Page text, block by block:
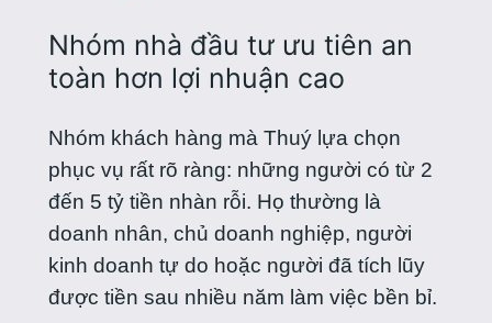
Nhóm nhà đầu tư ưu tiên an
toàn hơn lợi nhuận cao
Nhóm khách hàng mà Thuý lựa chọn
phục vụ rất rõ ràng: những người có từ 2
đến 5 tỷ tiền nhàn rỗi. Họ thường là
doanh nhân, chủ doanh nghiệp, người
kinh doanh tự do hoặc người đã tích lũy
được tiền sau nhiều năm làm việc bền bỉ.